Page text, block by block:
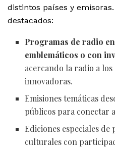
distintos países y
destacados:
Programas de radio
emblemáticos o con
acercando la radio a
innovadoras.
Emisiones temáticas
públicos para conectar
Ediciones especiales
culturales con